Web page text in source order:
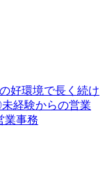
好環境で長く続け
経験からの営業
業事務